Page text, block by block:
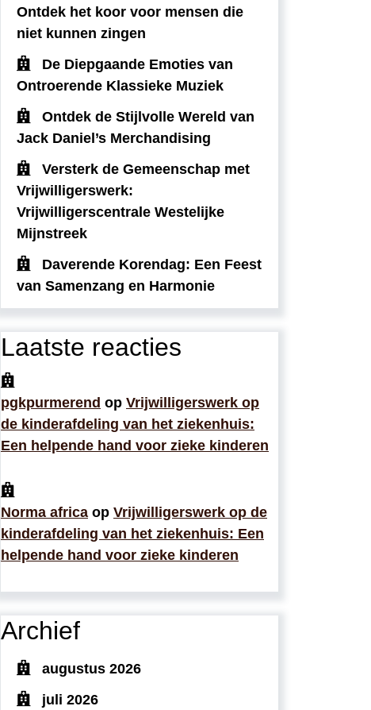
Ontdek het koor voor mensen die
niet kunnen zingen
De Diepgaande Emoties van
Ontroerende Klassieke Muziek
Ontdek de Stijlvolle Wereld van
Jack Daniel’s Merchandising
Versterk de Gemeenschap met
Vrijwilligerswerk:
Vrijwilligerscentrale Westelijke
Mijnstreek
Daverende Korendag: Een Feest
van Samenzang en Harmonie
Laatste reacties
pgkpurmerend op Vrijwilligerswerk op
de kinderafdeling van het ziekenhuis:
Een helpende hand voor zieke kinderen
Norma africa op Vrijwilligerswerk op de
kinderafdeling van het ziekenhuis: Een
helpende hand voor zieke kinderen
Archief
augustus 2026
juli 2026